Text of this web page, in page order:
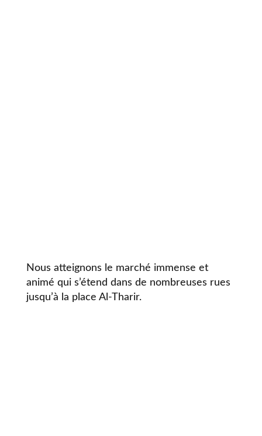
Nous atteignons le marché immense et
animé qui s’étend dans de nombreuses rues
jusqu’à la place Al-Tharir.